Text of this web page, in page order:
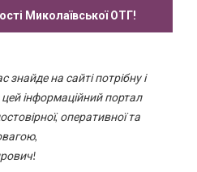
Миколаївської ОТГ!
на сайті потрібну і
інформаційний портал
оперативної та